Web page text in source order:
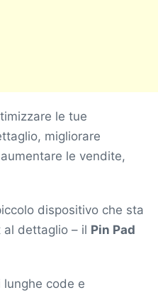
le tue
migliorare
le vendite,
dispositivo che sta
al dettaglio – il Pin Pad
lunghe code e